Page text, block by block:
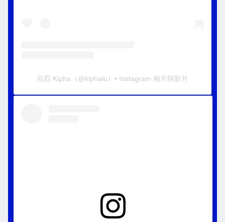
呂罰 Kipha （@kiphalu ）• Instagram 相片與影片